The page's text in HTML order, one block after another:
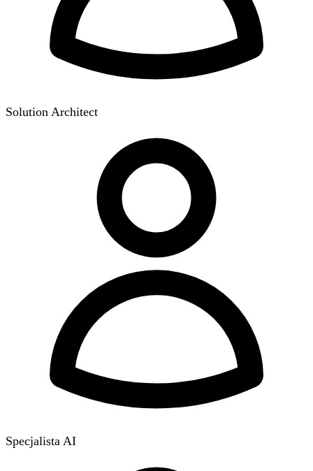
Solution Architect
Specjalista AI